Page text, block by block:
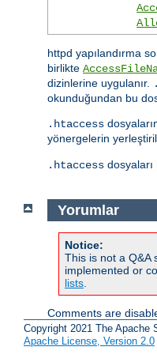
httpd yapılandırma
birlikte
dizinlerine uygulanır.
okunduğundan bu
.htaccess
yönergelerin
.htaccess dosyaları
Yorumlar
Notice:
This is not a Q&A
implemented or
lists.
Comments are
Copyright 2021 The Apache
Apache License, Version 2.0